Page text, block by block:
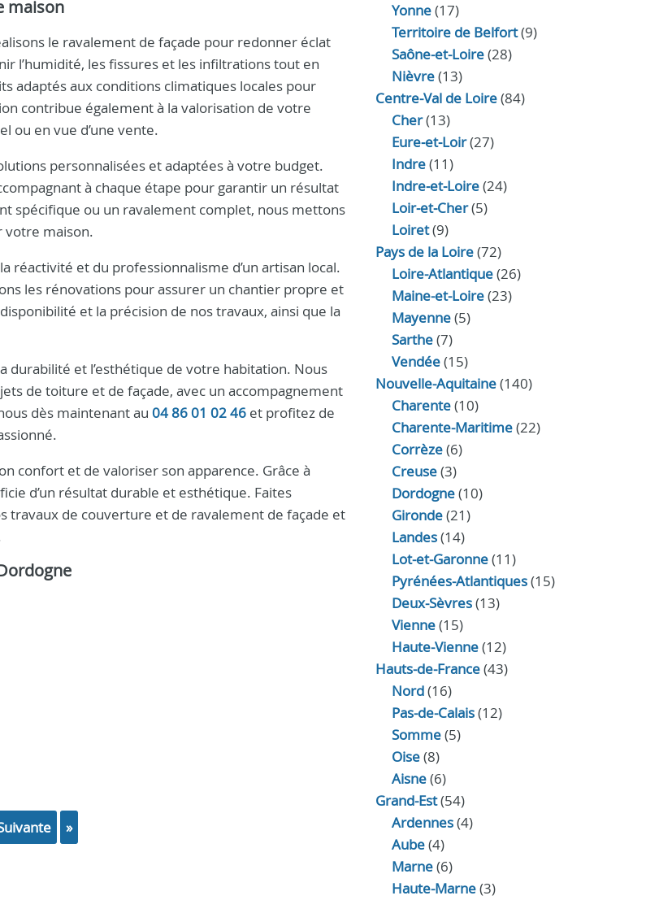
maison
le ravalement de façade pour redonner éclat
l’humidité, les fissures et les infiltrations tout en
adaptés aux conditions climatiques locales pour
contribue également à la valorisation de votre
ou en vue d’une vente.
personnalisées et adaptées à votre budget.
à chaque étape pour garantir un résultat
spécifique ou un ravalement complet, nous mettons
maison.
réactivité et du professionnalisme d’un artisan local.
les rénovations pour assurer un chantier propre et
et la précision de nos travaux, ainsi que la
durabilité et l’esthétique de votre habitation. Nous
de toiture et de façade, avec un accompagnement
dès maintenant au 04 86 01 02 46 et profitez de
confort et de valoriser son apparence. Grâce à
d’un résultat durable et esthétique. Faites
travaux de couverture et de ravalement de façade et
suivante »
Yonne(17)
Territoire de Belfort(9)
Saône-et-Loire(28)
Nièvre(13)
Centre-Val de Loire(84)
Cher(13)
Eure‑et‑Loir(27)
Indre(11)
Indre‑et‑Loire(24)
Loir‑et‑Cher(5)
Loiret(9)
Pays de la Loire(72)
Loire-Atlantique(26)
Maine-et-Loire(23)
Mayenne(5)
Sarthe(7)
Vendée(15)
Nouvelle-Aquitaine(140)
Charente(10)
Charente-Maritime(22)
Corrèze(6)
Creuse(3)
Dordogne(10)
Gironde(21)
Landes(14)
Lot-et-Garonne(11)
Pyrénées-Atlantiques(15)
Deux-Sèvres(13)
Vienne(15)
Haute-Vienne(12)
Hauts-de-France(43)
Nord(16)
Pas-de-Calais(12)
Somme(5)
Oise(8)
Aisne(6)
Grand-Est(54)
Ardennes(4)
Aube(4)
Marne(6)
Haute-Marne(3)